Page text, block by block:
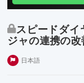
スピードダイ
ジャの連携の改
日本語